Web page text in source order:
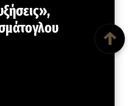
↑